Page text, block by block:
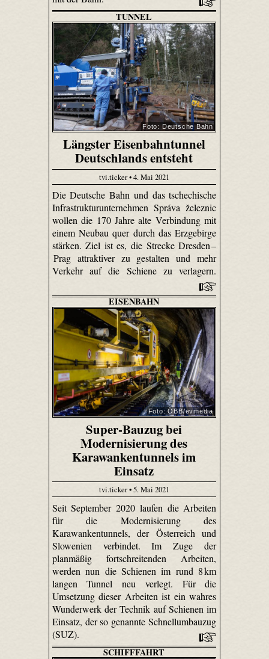
TUNNEL
Foto: Deutsche Bahn
Längster Eisenbahntunnel
Deutschlands entsteht
tvi.ticker • 4. Mai 2021
Die Deutsche Bahn und das tschechische
Infrastrukturunternehmen Správa železnic
wollen die 170 Jahre alte Verbindung mit
einem Neubau quer durch das Erzgebirge
stärken. Ziel ist es, die Strecke Dresden –
Prag attraktiver zu gestalten und mehr
Verkehr auf die Schiene zu verlagern.
EISENBAHN
Foto: ÖBB/evmedia
Super-Bauzug bei
Modernisierung des
Karawankentunnels im
Einsatz
tvi.ticker • 5. Mai 2021
Seit September 2020 laufen die Arbeiten
für die Modernisierung des
Karawankentunnels, der Österreich und
Slowenien verbindet. Im Zuge der
planmäßig fortschreitenden Arbeiten,
werden nun die Schienen im rund 8 km
langen Tunnel neu verlegt. Für die
Umsetzung dieser Arbeiten ist ein wahres
Wunderwerk der Technik auf Schienen im
Einsatz, der so genannte Schnellumbauzug
(SUZ).
SCHIFFFAHRT